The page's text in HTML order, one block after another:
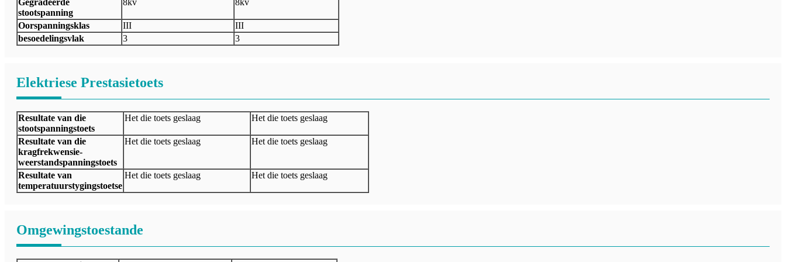
Gegradeerde
stootspanning
8kv 8kv
Oorspanningsklas III
III
besoedelingsvlak
3 3
Elektriese Prestasietoets
Resultate van die
stootspanningstoets
Het die toets geslaag Het die toets geslaag
Resultate van die
kragfrekwensie-
weerstandspanningstoets
Het die toets geslaag Het die toets geslaag
Resultate van
temperatuurstygingstoetse
Het die toets geslaag Het die toets geslaag
Omgewingstoestande